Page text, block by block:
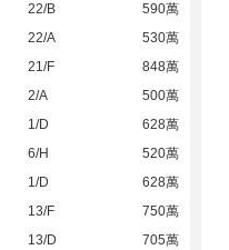
22/B
590萬
22/A
530萬
21/F
848萬
2/A
500萬
1/D
628萬
6/H
520萬
1/D
628萬
13/F
750萬
13/D
705萬